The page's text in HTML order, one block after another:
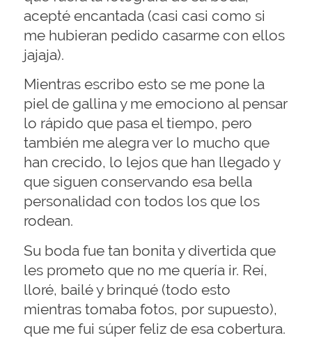
acepté encantada (casi casi como si
me hubieran pedido casarme con ellos
jajaja).
Mientras escribo esto se me pone la
piel de gallina y me emociono al pensar
lo rápido que pasa el tiempo, pero
también me alegra ver lo mucho que
han crecido, lo lejos que han llegado y
que siguen conservando esa bella
personalidad con todos los que los
rodean.
Su boda fue tan bonita y divertida que
les prometo que no me quería ir. Reí,
lloré, bailé y brinqué (todo esto
mientras tomaba fotos, por supuesto),
que me fui súper feliz de esa cobertura.